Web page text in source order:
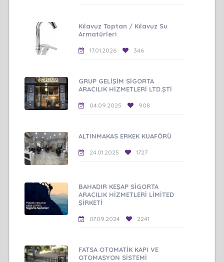
Kılavuz Toptan / Kılavuz Su
Armatürleri
17.01.2026 346
GRUP GELİŞİM SİGORTA
ARACILIK HİZMETLERİ LTD.ŞTİ
04.09.2025 908
ALTINMAKAS ERKEK KUAFÖRÜ
24.01.2025 1727
BAHADIR KEŞAP SİGORTA
ARACILIK HİZMETLERİ LİMİTED
ŞİRKETİ
07.09.2024 2241
FATSA OTOMATİK KAPI VE
OTOMASYON SİSTEMİ